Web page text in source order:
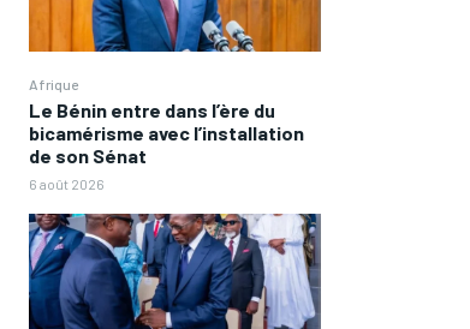
Afrique
Le Bénin entre dans l’ère du
bicamérisme avec l’installation
de son Sénat
6 août 2026